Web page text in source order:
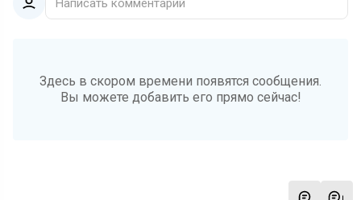
Написать комментарий
Здесь в скором времени появятся сообщения.
Вы можете добавить его прямо сейчас!